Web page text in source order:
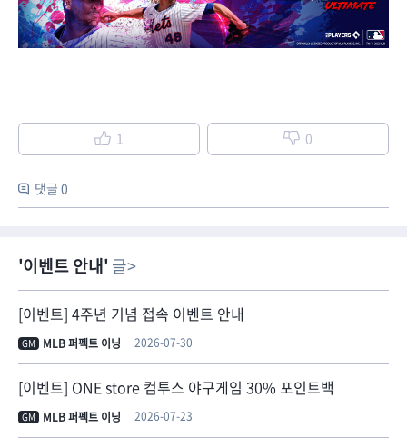
1 0
댓글 0
이벤트 안내 글
[이벤트] 4주년 기념 접속 이벤트 안내
GM MLB 퍼펙트 이닝 2026-07-30
[이벤트] ONE store 컴투스 야구게임 30% 포인트백
GM MLB 퍼펙트 이닝 2026-07-23